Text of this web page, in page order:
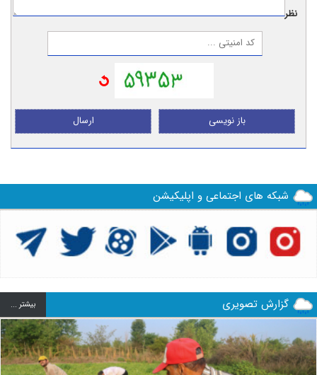
نظر:
ارسال باز نویسی
شبکه های اجتماعی و اپلیکیشن
گزارش تصویری بيشتر ...